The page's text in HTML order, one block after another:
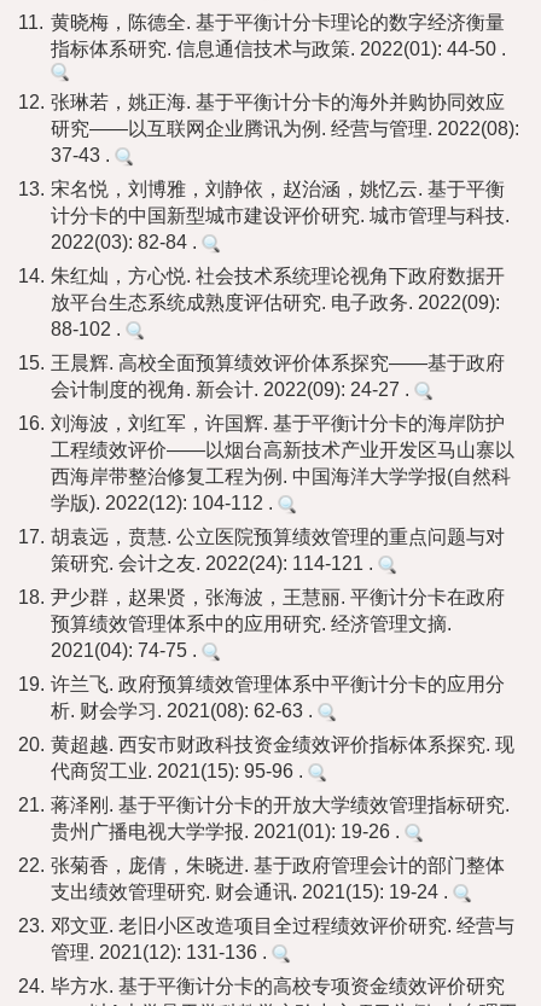
11. 黄晓梅，陈德全. 基于平衡计分卡理论的数字经济衡量
指标体系研究. 信息通信技术与政策. 2022(01): 44-50 .
12. 张琳若，姚正海. 基于平衡计分卡的海外并购协同效应
研究——以互联网企业腾讯为例. 经营与管理. 2022(08):
37-43 .
13. 宋名悦，刘博雅，刘静依，赵治涵，姚忆云. 基于平衡
计分卡的中国新型城市建设评价研究. 城市管理与科技.
2022(03): 82-84 .
14. 朱红灿，方心悦. 社会技术系统理论视角下政府数据开
放平台生态系统成熟度评估研究. 电子政务. 2022(09):
88-102 .
15. 王晨辉. 高校全面预算绩效评价体系探究——基于政府
会计制度的视角. 新会计. 2022(09): 24-27 .
16. 刘海波，刘红军，许国辉. 基于平衡计分卡的海岸防护
工程绩效评价——以烟台高新技术产业开发区马山寨以
西海岸带整治修复工程为例. 中国海洋大学学报(自然科
学版). 2022(12): 104-112 .
17. 胡袁远，贲慧. 公立医院预算绩效管理的重点问题与对
策研究. 会计之友. 2022(24): 114-121 .
18. 尹少群，赵果贤，张海波，王慧丽. 平衡计分卡在政府
预算绩效管理体系中的应用研究. 经济管理文摘.
2021(04): 74-75 .
19. 许兰飞. 政府预算绩效管理体系中平衡计分卡的应用分
析. 财会学习. 2021(08): 62-63 .
20. 黄超越. 西安市财政科技资金绩效评价指标体系探究. 现
代商贸工业. 2021(15): 95-96 .
21. 蒋泽刚. 基于平衡计分卡的开放大学绩效管理指标研究.
贵州广播电视大学学报. 2021(01): 19-26 .
22. 张菊香，庞倩，朱晓进. 基于政府管理会计的部门整体
支出绩效管理研究. 财会通讯. 2021(15): 19-24 .
23. 邓文亚. 老旧小区改造项目全过程绩效评价研究. 经营与
管理. 2021(12): 131-136 .
24. 毕方水. 基于平衡计分卡的高校专项资金绩效评价研究